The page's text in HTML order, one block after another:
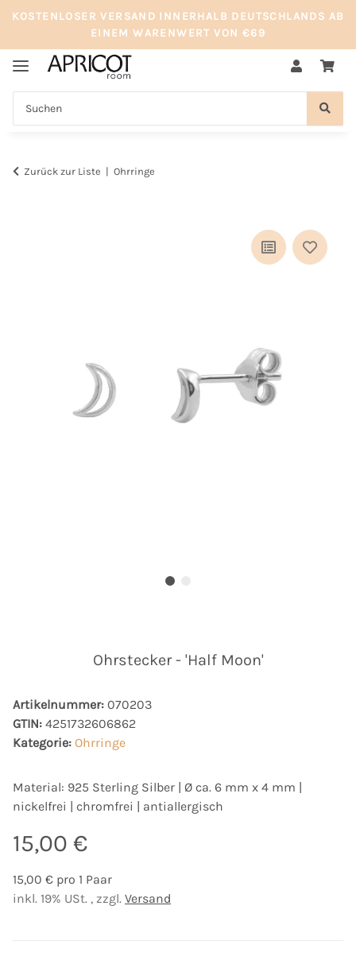
KOSTENLOSER VERSAND INNERHALB DEUTSCHLANDS AB
EINEM WARENWERT VON €69
Zurück zur Liste Ohrringe
Ohrstecker - 'Half Moon'
Artikelnummer: 070203
GTIN: 4251732606862
Kategorie: Ohrringe
Material: 925 Sterling Silber | Ø ca. 6 mm x 4 mm |
nickelfrei | chromfrei | antiallergisch
15,00 €
15,00 € pro 1 Paar
inkl. 19% USt. , zzgl. Versand